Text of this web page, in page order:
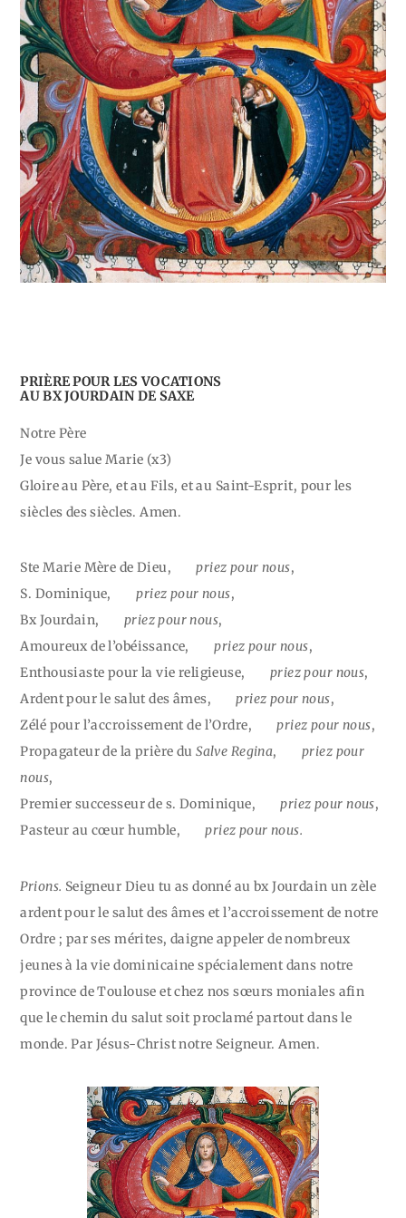
PRIÈRE POUR LES VOCATIONS
AU BX JOURDAIN DE SAXE
Notre Père
Je vous salue Marie (x3)
Gloire au Père, et au Fils, et au Saint-Esprit, pour les
siècles des siècles. Amen.
Ste Marie Mère de Dieu, priez pour nous,
S. Dominique,
priez pour nous,
Bx Jourdain,
priez pour nous,
Amoureux de l’obéissance,
priez pour nous,
Enthousiaste pour la vie religieuse,
priez pour nous,
Ardent pour le salut des âmes,
priez pour nous,
Zélé pour l’accroissement de l’Ordre,
priez pour nous,
Propagateur de la prière duSalve Regina,
priez pour
nous,
Premier successeur de s. Dominique,
priez pour nous,
Pasteur au cœur humble,
priez pour nous.
Prions. Seigneur Dieu tu as donné au bx Jourdain un zèle
ardent pour le salut des âmes et l’accroissement de notre
Ordre ; par ses mérites, daigne appeler de nombreux
jeunes à la vie dominicaine spécialement dans notre
province de Toulouse et chez nos sœurs moniales afin
que le chemin du salut soit proclamé partout dans le
monde. Par Jésus-Christ notre Seigneur. Amen.